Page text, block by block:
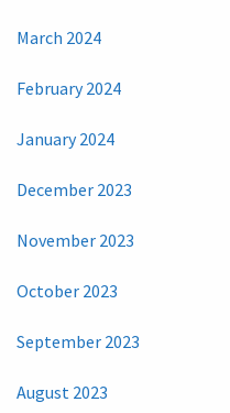
March 2024
February 2024
January 2024
December 2023
November 2023
October 2023
September 2023
August 2023